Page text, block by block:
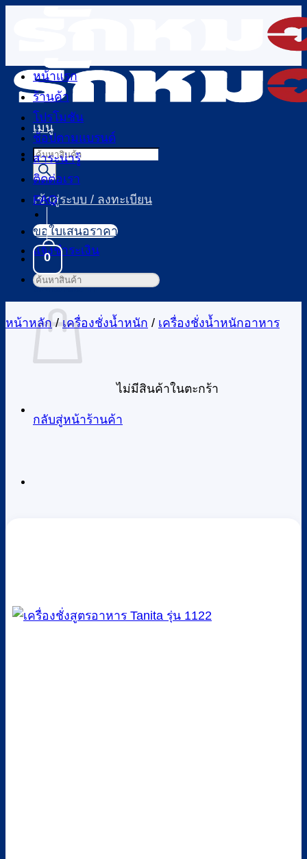
เนื้อหา
เมนู
Products
search
เข้าสู่ระบบ / ลงทะเบียน
0
ตะกร้าสินค้า
ไม่มีสินค้าในตะกร้า
กลับสู่หน้าร้านค้า
หน้าแรก
ร้านค้า
โปรโมชัน
ช้อปตามแบรนด์
สาระน่ารู้
ติดต่อเรา
FAQ
ขอใบเสนอราคา
แจ้งชำระเงิน
ค้นหา:
หน้าหลัก / เครื่องชั่งน้ำหนัก / เครื่องชั่งน้ำหนักอาหาร